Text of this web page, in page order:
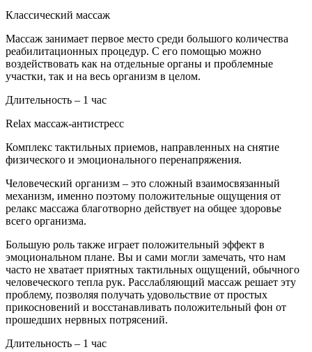
Классический массаж
Массаж занимает первое место среди большого количества
реабилитационных процедур. С его помощью можно
воздействовать как на отдельные органы и проблемные
участки, так и на весь организм в целом.
Длительность – 1 час
Relax массаж-антистресс
Комплекс тактильных приемов, направленных на снятие
физического и эмоционального перенапряжения.
Человеческий организм – это сложный взаимосвязанный
механизм, именно поэтому положительные ощущения от
релакс массажа благотворно действует на общее здоровье
всего организма.
Большую роль также играет положительный эффект в
эмоциональном плане. Вы и сами могли замечать, что нам
часто не хватает приятных тактильных ощущений, обычного
человеческого тепла рук. Расслабляющий массаж решает эту
проблему, позволяя получать удовольствие от простых
прикосновений и восстанавливать положительный фон от
прошедших нервных потрясений.
Длительность – 1 час